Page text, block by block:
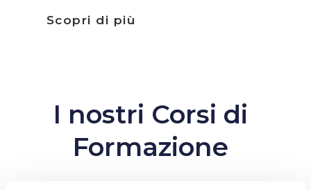
Scopri di più
I nostri Corsi di
Formazione